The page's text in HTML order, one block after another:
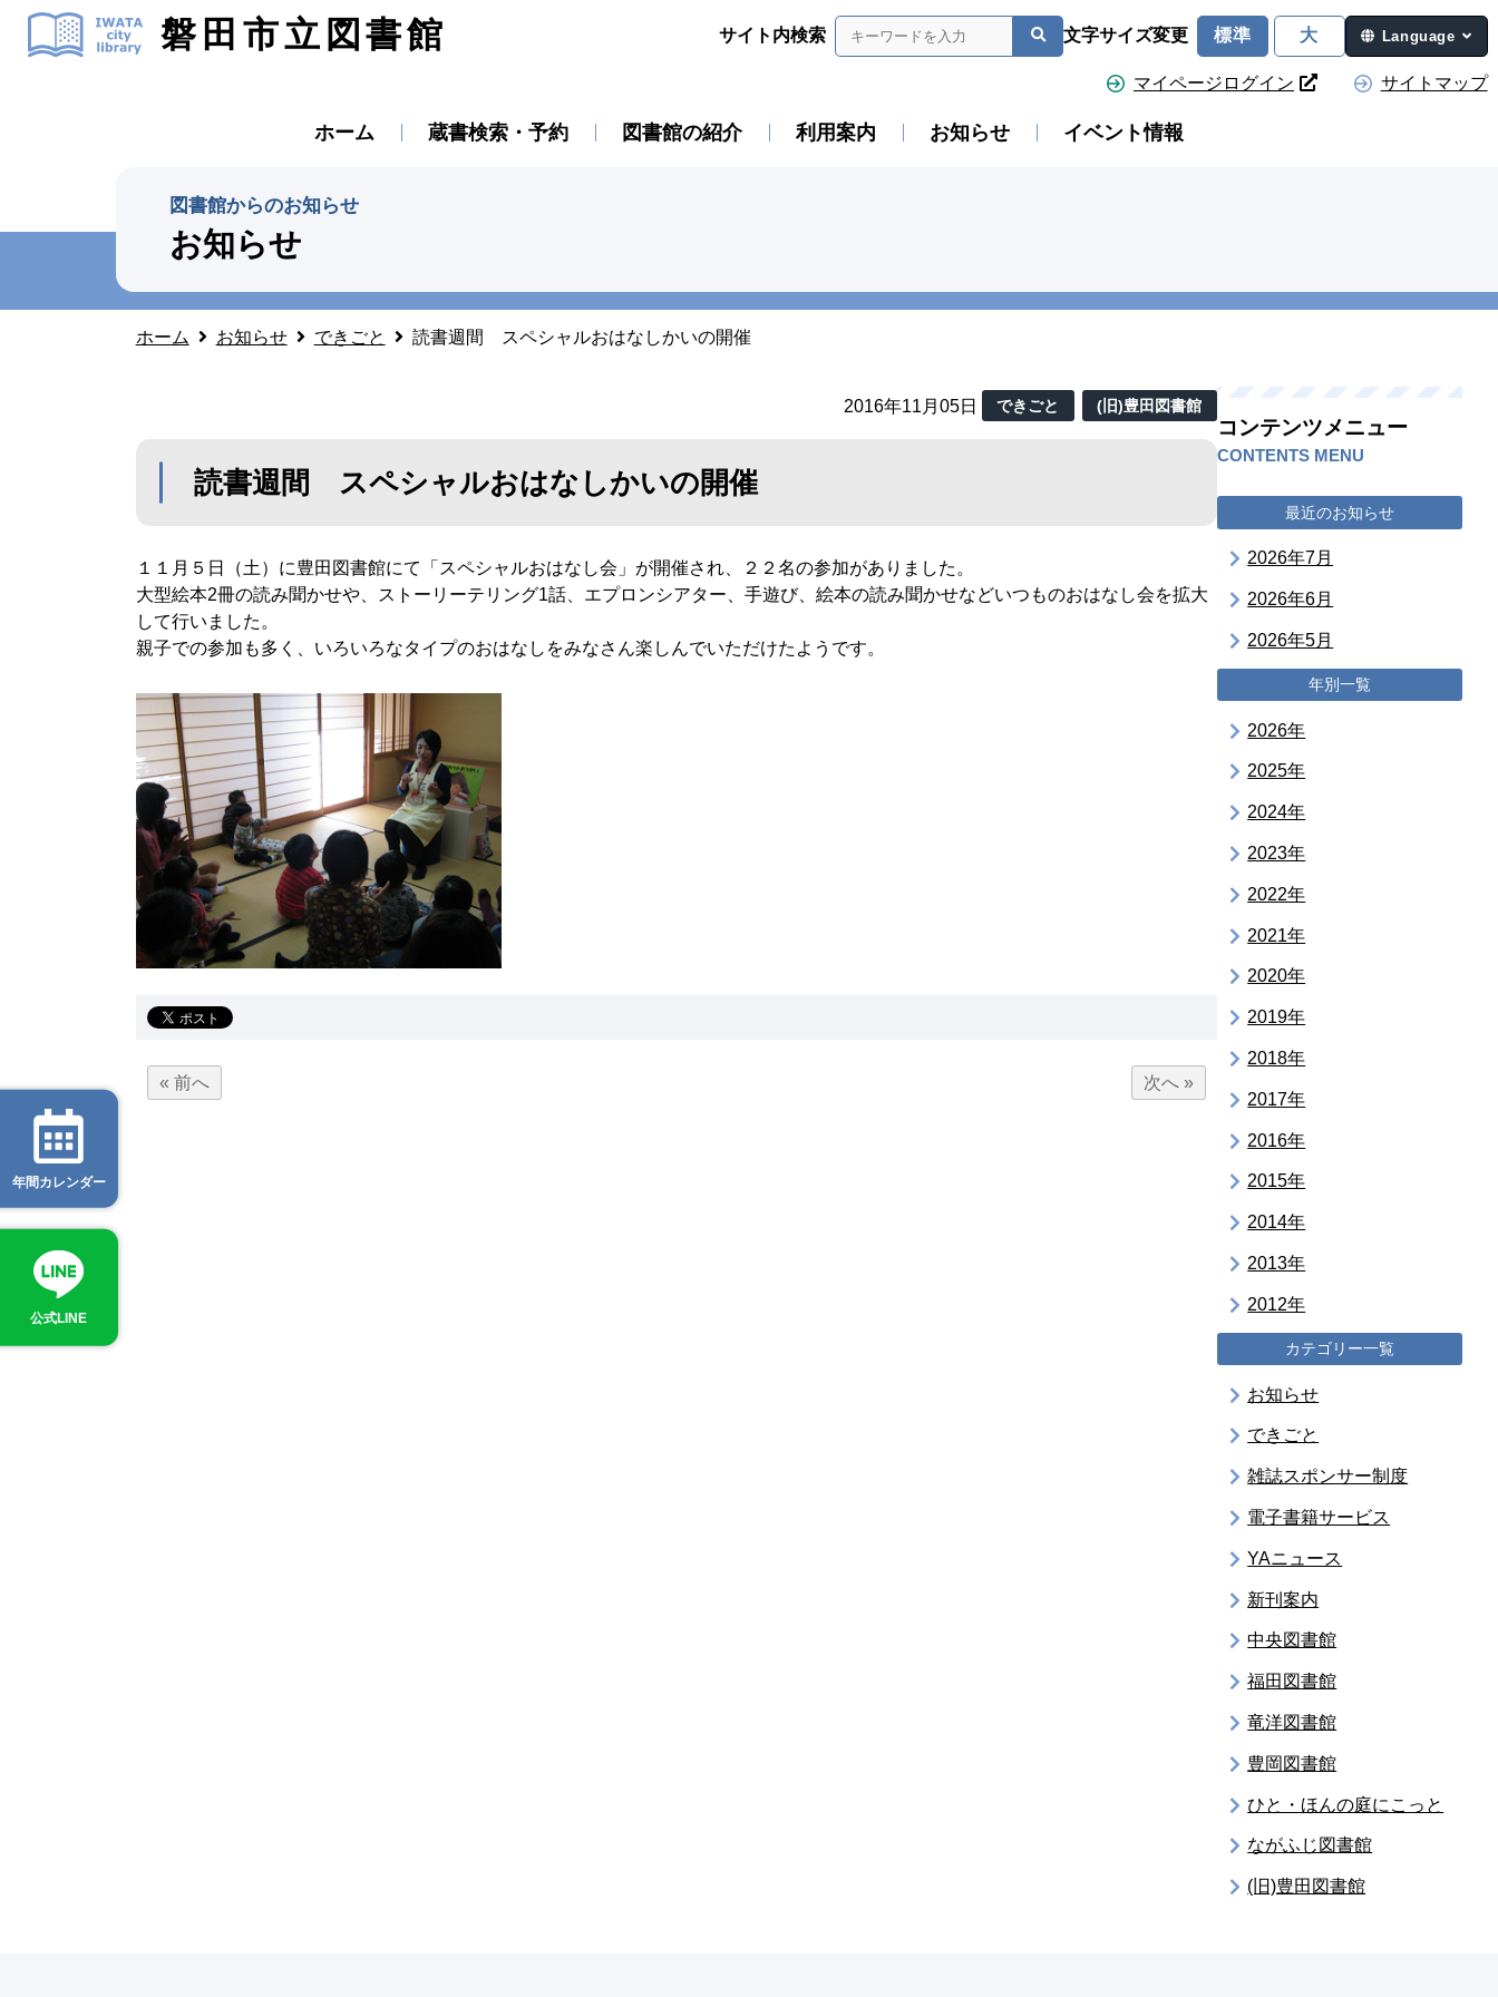
磐田市立図書館 サイト内検索 文字サイズ変更 標準 大 Language
マイページログイン サイトマップ
ホーム 蔵書検索・予約 図書館の紹介 利用案内 お知らせ イベント情報
図書館からのお知らせ
お知らせ
ホーム お知らせ できごと 読書週間 スペシャルおはなしかいの開催
2016年11月05日 できごと (旧)豊田図書館
読書週間 スペシャルおはなしかいの開催
１１月５日（土）に豊田図書館にて「スペシャルおはなし会」が開催され、２２名の参加がありました。
大型絵本2冊の読み聞かせや、ストーリーテリング1話、エプロンシアター、手遊び、絵本の読み聞かせなどいつものおはなし会を拡大
して行いました。
親子での参加も多く、いろいろなタイプのおはなしをみなさん楽しんでいただけたようです。
« 前へ 次へ »
コンテンツメニュー
CONTENTS MENU
最近のお知らせ
2026年7月
2026年6月
2026年5月
年別一覧
2026年
2025年
2024年
2023年
2022年
2021年
2020年
2019年
2018年
2017年
2016年
2015年
2014年
2013年
2012年
カテゴリー一覧
お知らせ
できごと
雑誌スポンサー制度
電子書籍サービス
YAニュース
新刊案内
中央図書館
福田図書館
竜洋図書館
豊岡図書館
ひと・ほんの庭にこっと
ながふじ図書館
(旧)豊田図書館
年間カレンダー
公式LINE